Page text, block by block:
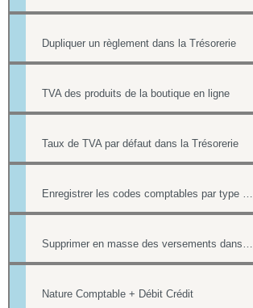
Dupliquer un règlement dans la Trésorerie
TVA des produits de la boutique en ligne
Taux de TVA par défaut dans la Trésorerie
Enregistrer les codes comptables par type de versement
Supprimer en masse des versements dans la Trésorerie
Nature Comptable + Débit Crédit